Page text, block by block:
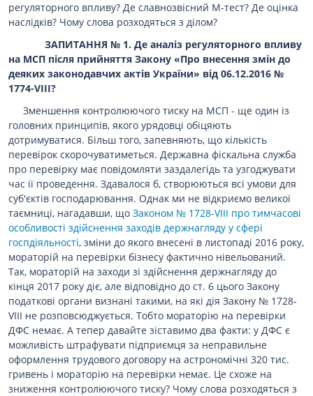
регуляторного впливу? Де славнозвісний М-тест? Де оцінка
наслідків? Чому слова розходяться з ділом?
ЗАПИТАННЯ № 1. Де аналіз регуляторного впливу
на МСП після прийняття Закону «Про внесення змін до
деяких законодавчих актів України» від 06.12.2016 №
1774-VIII?
Зменшення контролюючого тиску на МСП - ще один із
головних принципів, якого урядовці обіцяють
дотримуватися. Більш того, запевняють, що кількість
перевірок скорочуватиметься. Державна фіскальна служба
про перевірку має повідомляти заздалегідь та узгоджувати
час її проведення. Здавалося б, створюються всі умови для
суб'єктів господарювання. Однак ми не відкриємо великої
таємниці, нагадавши, що Законом № 1728-VIII про тимчасові
особливості здійснення заходів держнагляду у сфері
госпдіяльності, зміни до якого внесені в листопаді 2016 року,
мораторій на перевірки бізнесу фактично нівельований.
Так, мораторій на заходи зі здійснення держнагляду до
кінця 2017 року діє, але відповідно до ст. 6 цього Закону
податкові органи визнані такими, на які дія Закону № 1728-
VIII не розповсюджується. Тобто мораторію на перевірки
ДФС немає. А тепер давайте зіставимо два факти: у ДФС є
можливість штрафувати підприємця за неправильне
оформлення трудового договору на астрономічні 320 тис.
гривень і мораторію на перевірки немає. Це схоже на
зниження контролюючого тиску? Чому слова розходяться з